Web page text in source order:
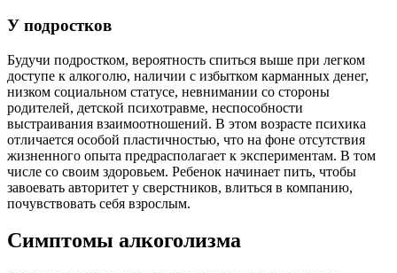
У подростков
Будучи подростком, вероятность спиться выше при легком
доступе к алкоголю, наличии с избытком карманных денег,
низком социальном статусе, невнимании со стороны
родителей, детской психотравме, неспособности
выстраивания взаимоотношений. В этом возрасте психика
отличается особой пластичностью, что на фоне отсутствия
жизненного опыта предрасполагает к экспериментам. В том
числе со своим здоровьем. Ребенок начинает пить, чтобы
завоевать авторитет у сверстников, влиться в компанию,
почувствовать себя взрослым.
Симптомы алкоголизма